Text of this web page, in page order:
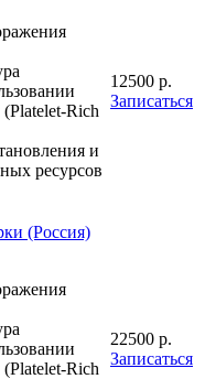
Rich
и
ресурсов
12500 р.
Записаться
(Россия)
Rich
22500 р.
Записаться